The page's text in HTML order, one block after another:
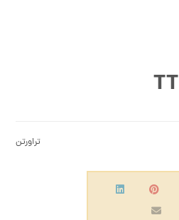
تراورتن